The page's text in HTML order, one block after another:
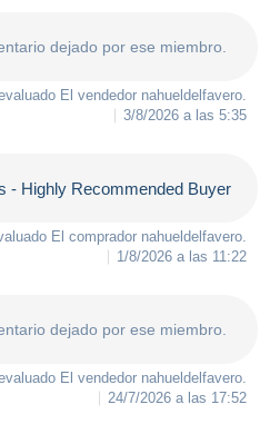
dejado por ese miembro.
El vendedor nahueldelfavero.
3/8/2026 a las 5:35
- Highly Recommended Buyer
El comprador nahueldelfavero.
1/8/2026 a las 11:22
dejado por ese miembro.
El vendedor nahueldelfavero.
24/7/2026 a las 17:52